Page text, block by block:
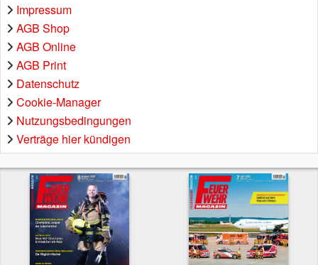
Impressum
AGB Shop
AGB Online
AGB Print
Datenschutz
Cookie-Manager
Nutzungsbedingungen
Verträge hier kündigen